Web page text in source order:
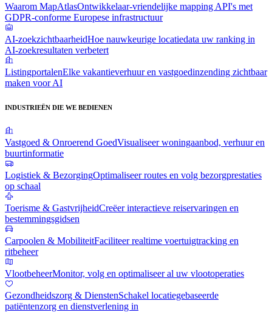
Waarom MapAtlasOntwikkelaar-vriendelijke mapping API's met
GDPR-conforme Europese infrastructuur
AI-zoekzichtbaarheidHoe nauwkeurige locatiedata uw ranking in
AI-zoekresultaten verbetert
ListingportalenElke vakantieverhuur en vastgoedinzending zichtbaar
maken voor AI
INDUSTRIEËN DIE WE BEDIENEN
Vastgoed & Onroerend GoedVisualiseer woningaanbod, verhuur en
buurtinformatie
Logistiek & BezorgingOptimaliseer routes en volg bezorgprestaties
op schaal
Toerisme & GastvrijheidCreëer interactieve reiservaringen en
bestemmingsgidsen
Carpoolen & MobiliteitFaciliteer realtime voertuigtracking en
ritbeheer
VlootbeheerMonitor, volg en optimaliseer al uw vlootoperaties
Gezondheidszorg & DienstenSchakel locatiegebaseerde
patiëntenzorg en dienstverlening in